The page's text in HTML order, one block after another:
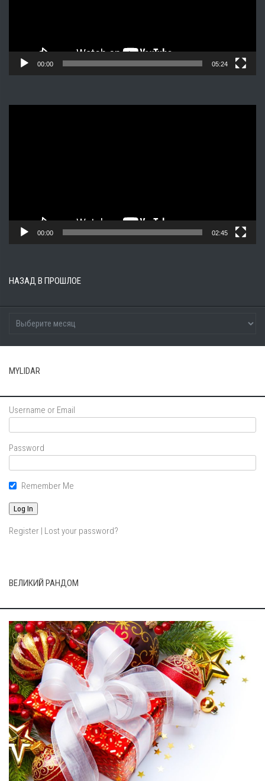
00:00 05:24
00:00 02:45
НАЗАД В ПРОШЛОЕ
MYLIDAR
Username or Email
Password
Remember Me
Register | Lost your password?
ВЕЛИКИЙ РАНДОМ